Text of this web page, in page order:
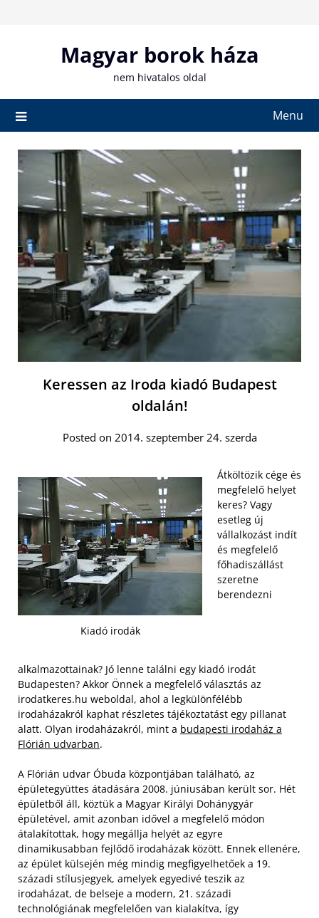
Magyar borok háza
nem hivatalos oldal
Menu
Keressen az Iroda kiadó Budapest
oldalán!
Posted on 2014. szeptember 24. szerda
Kiadó irodák
Átköltözik cége és
megfelelő helyet
keres? Vagy
esetleg új
vállalkozást indít
és megfelelő
főhadiszállást
szeretne
berendezni
alkalmazottainak? Jó lenne találni egy kiadó irodát
Budapesten? Akkor Önnek a megfelelő választás az
irodatkeres.hu weboldal, ahol a legkülönfélébb
irodaházakról kaphat részletes tájékoztatást egy pillanat
alatt. Olyan irodaházakról, mint a budapesti irodaház a
Flórián udvarban.
A Flórián udvar Óbuda központjában található, az
épületegyüttes átadására 2008. júniusában került sor. Hét
épületből áll, köztük a Magyar Királyi Dohánygyár
épületével, amit azonban idővel a megfelelő módon
átalakítottak, hogy megállja helyét az egyre
dinamikusabban fejlődő irodaházak között. Ennek ellenére,
az épület külsején még mindig megfigyelhetőek a 19.
századi stílusjegyek, amelyek egyedivé teszik az
irodaházat, de belseje a modern, 21. századi
technológiának megfelelően van kialakítva, így